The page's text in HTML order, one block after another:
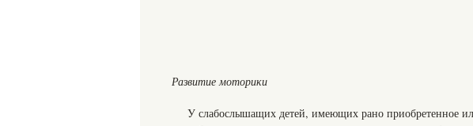
Развитие моторики
У слабослышащих детей, имеющих рано приобретенное